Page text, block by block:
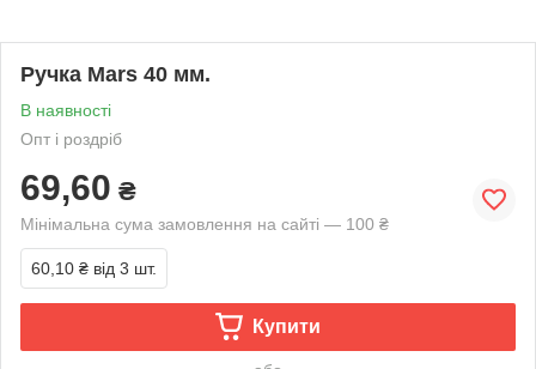
Ручка Mars 40 мм.
В наявності
Опт і роздріб
69,60 ₴
Мінімальна сума замовлення на сайті — 100 ₴
60,10 ₴ від 3 шт.
Купити